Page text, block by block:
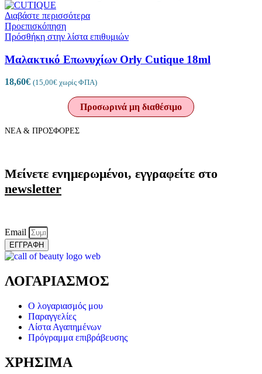
Διαβάστε περισσότερα
Προεπισκόπηση
Πρόσθήκη στην λίστα επιθυμιών
Μαλακτικό Επωνυχίων Orly Cutique 18ml
18,60€ (15,00€ χωρίς ΦΠΑ)
Προσωρινά μη διαθέσιμο
ΝΕΑ & ΠΡΟΣΦΟΡΕΣ
Μείνετε ενημερωμένοι, εγγραφείτε στο
newsletter
Email
ΕΓΓΡΑΦΗ
ΛΟΓΑΡΙΑΣΜΟΣ
Ο λογαριασμός μου
Παραγγελίες
Λίστα Αγαπημένων
Πρόγραμμα επιβράβευσης
ΧΡΗΣΙΜΑ